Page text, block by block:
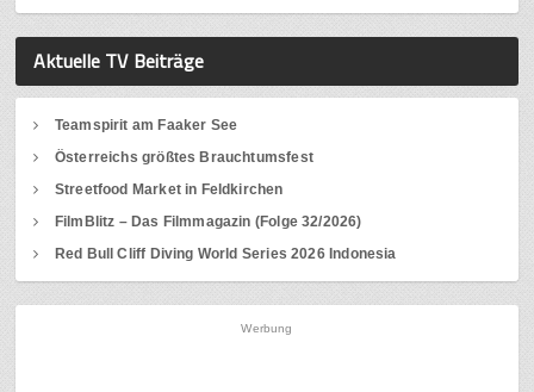
Aktuelle TV Beiträge
Teamspirit am Faaker See
Österreichs größtes Brauchtumsfest
Streetfood Market in Feldkirchen
FilmBlitz – Das Filmmagazin (Folge 32/2026)
Red Bull Cliff Diving World Series 2026 Indonesia
Werbung